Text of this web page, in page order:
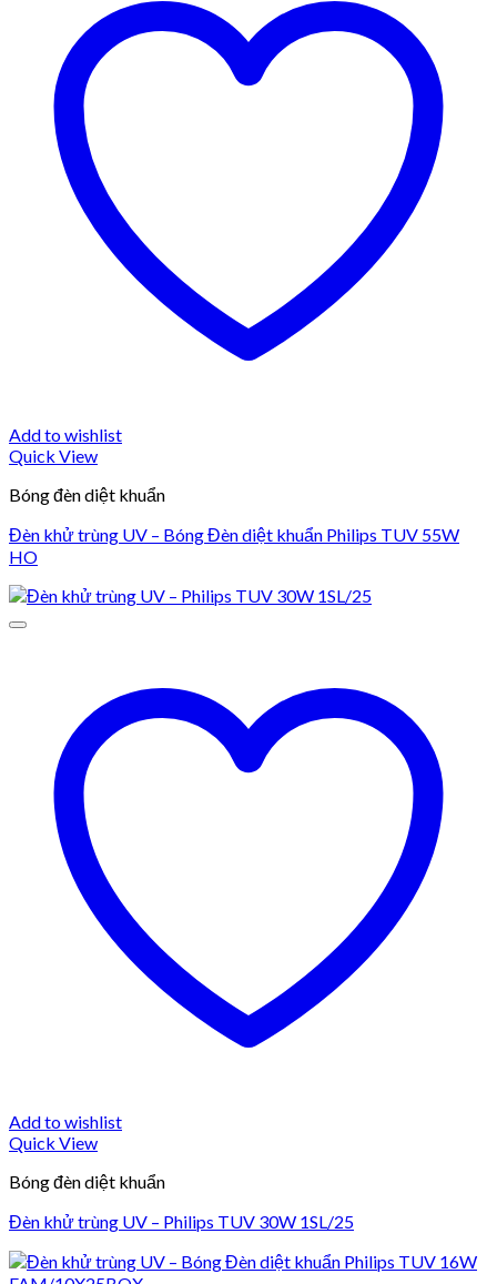
Add to wishlist
Quick View
Bóng đèn diệt khuẩn
Đèn khử trùng UV – Bóng Đèn diệt khuẩn Philips TUV 55W
HO
Add to wishlist
Quick View
Bóng đèn diệt khuẩn
Đèn khử trùng UV – Philips TUV 30W 1SL/25